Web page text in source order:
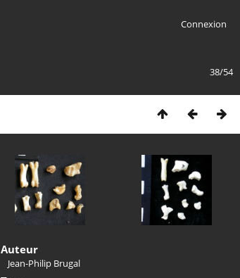
Connexion
38/54
Auteur
Jean-Philip Brugal